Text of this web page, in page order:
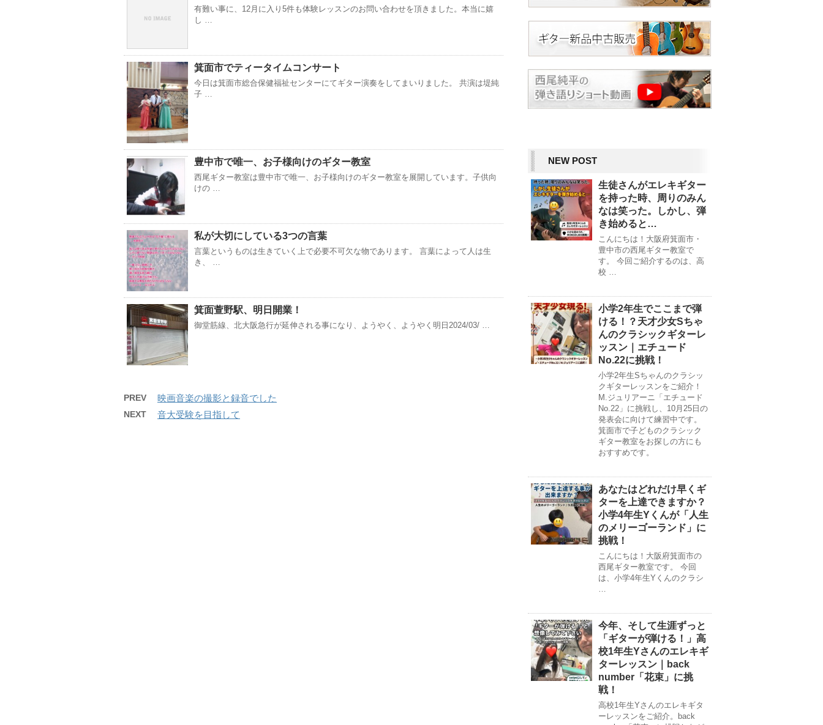
有難い事に、12月に入り5件も体験レッスンのお問い合わせを頂きました。本当に嬉
し …
箕面市でティータイムコンサート
今日は箕面市総合保健福祉センターにてギター演奏をしてまいりました。 共演は堤純
子 …
豊中市で唯一、お子様向けのギター教室
西尾ギター教室は豊中市で唯一、お子様向けのギター教室を展開しています。子供向
けの …
私が大切にしている3つの言葉
言葉というものは生きていく上で必要不可欠な物であります。 言葉によって人は生
き、 …
箕面萱野駅、明日開業！
御堂筋線、北大阪急行が延伸される事になり、ようやく、ようやく明日2024/03/ …
PREV 映画音楽の撮影と録音でした
NEXT 音大受験を目指して
NEW POST
生徒さんがエレキギター
を持った時、周りのみん
なは笑った。しかし、弾
き始めると…
こんにちは！大阪府箕面市・
豊中市の西尾ギター教室で
す。 今回ご紹介するのは、高
校 …
小学2年生でここまで弾
ける！？天才少女Sちゃ
んのクラシックギターレ
ッスン｜エチュード
No.22に挑戦！
小学2年生Sちゃんのクラシッ
クギターレッスンをご紹介！
M.ジュリアーニ「エチュード
No.22」に挑戦し、10月25日の
発表会に向けて練習中です。
箕面市で子どものクラシック
ギター教室をお探しの方にも
おすすめです。
あなたはどれだけ早くギ
ターを上達できますか？
小学4年生Yくんが「人生
のメリーゴーランド」に
挑戦！
こんにちは！大阪府箕面市の
西尾ギター教室です。 今回
は、小学4年生Yくんのクラシ
…
今年、そして生涯ずっと
「ギターが弾ける！」高
校1年生Yさんのエレキギ
ターレッスン｜back
number「花束」に挑
戦！
高校1年生Yさんのエレキギタ
ーレッスンをご紹介。back